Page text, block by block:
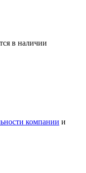
в наличии
компании и